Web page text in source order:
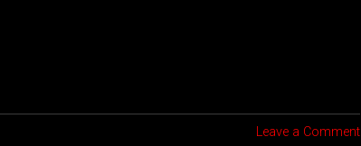
Leave a Comment